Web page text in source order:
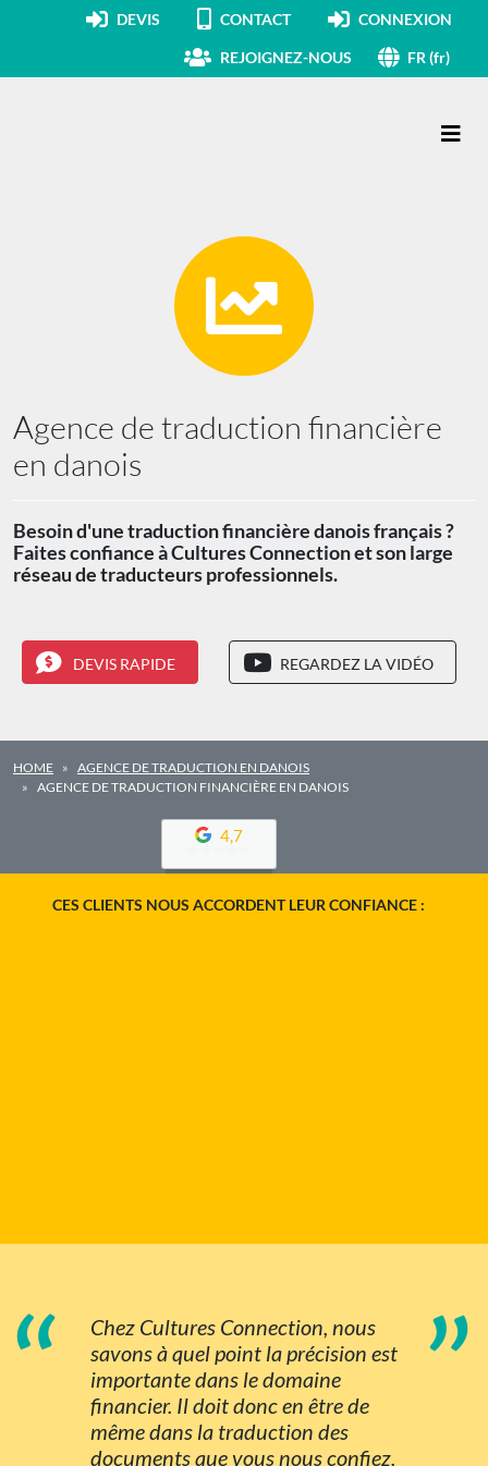
DEVIS CONTACT CONNEXION
REJOIGNEZ-NOUS FR (fr)
Agence de traduction financière
en danois
Besoin d'une traduction financière danois français ?
Faites confiance à Cultures Connection et son large
réseau de traducteurs professionnels.
DEVIS RAPIDE REGARDEZ LA VIDÉO
HOME
AGENCE DE TRADUCTION EN DANOIS
AGENCE DE TRADUCTION FINANCIÈRE EN DANOIS
4,7
CES CLIENTS NOUS ACCORDENT LEUR CONFIANCE :
“
Chez Cultures Connection, nous
savons à quel point la précision est
importante dans le domaine
financier. Il doit donc en être de
même dans la traduction des
documents que vous nous confiez.
”